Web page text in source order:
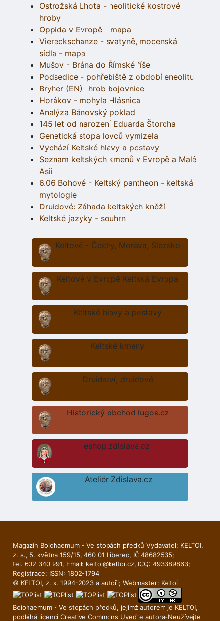
Ostrožská Lhota - neolitické kostrové
hroby
Oppida v Evropě - mapa
Viereckschanze - svatyně, mocenská
sídla - mapa
Mušov - Brána do Římské říše
Podsedice - pohřebiště z období eneolitu
Bryher (EN) -hrob bojovnice
Horákov - mohyla Hlásnica
Analýza Bánovský poklad
145 let od narození Eduarda Štorcha
Genetická stopa lovců vymizela
Vychází Keltské hlavy a postavy
Seznam keltských kmenů v Evropě a Malé
Asii
6.06 Bohové - Keltský pantheon - keltská
mytologie
Druidové: Záhada keltských kněží
Keltské jazyky - souhrn
Keltové - Čechy, Morava, Slezsko
Keltové v Evropě Keltská Evropa
Keltské hlavy a postavy
Keltské kmeny
Druidství, druidové
Historický obchod lugos.cz
eshop.zdislava.cz
Ateliér Zdislava.cz
Magazín Boiohaemum - Ve stopách předků Vydavatel: KELTOI,
z. s., 5. května 159/15, 460 01 Liberec, IČ 48682535;
tel. 602 340 991, Email: keltoi@keltoi.cz, ICQ: 493389863;
Registrace: ISSN: 1802-1794
© KELTOI, z. s. 1994-2023 a autoři; Webmaster: Keltoi
Boiohaemum - Ve stopách předků, jejímž autorem je KELTOI,
podléhá licenci Creative Commons Uveďte autora-Neuží­vejte